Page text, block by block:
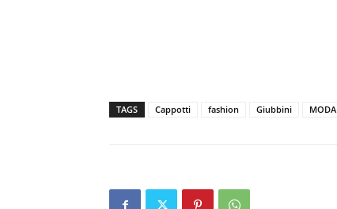
TAGS Cappotti fashion Giubbini MODA